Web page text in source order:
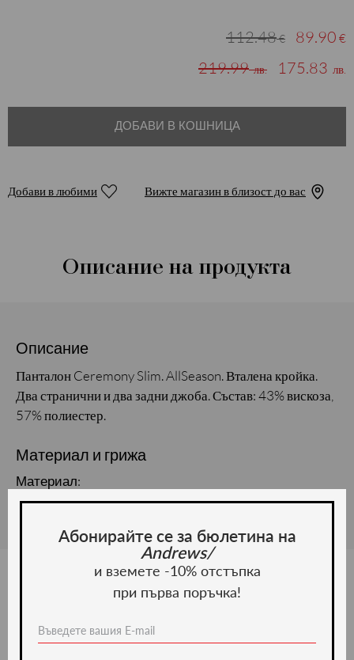
112.48€ 89.90 €
219.99лв. 175.83 лв.
ДОБАВИ В КОШНИЦА
Добави в любими Вижте магазин в близост до вас
Описание на продукта
Описание
Панталон Ceremony Slim. AllSeason. Вталена кройка.
Два странични и два задни джоба. Състав: 43% вискоза,
57% полиестер.
Материал и грижа
Материал:
Абонирайте се за бюлетина на
Andrews/
и вземете -10% отстъпка
при първа поръчка!